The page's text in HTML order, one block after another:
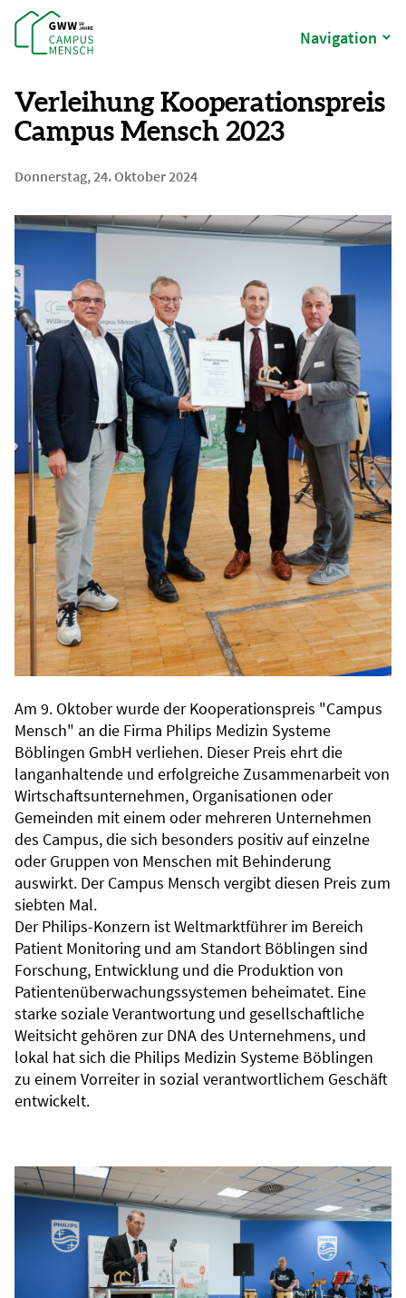
Navigation
Verleihung Kooperationspreis
Campus Mensch 2023
Donnerstag, 24. Oktober 2024
Am 9. Oktober wurde der Kooperationspreis "Campus
Mensch" an die Firma Philips Medizin Systeme
Böblingen GmbH verliehen. Dieser Preis ehrt die
langanhaltende und erfolgreiche Zusammenarbeit von
Wirtschaftsunternehmen, Organisationen oder
Gemeinden mit einem oder mehreren Unternehmen
des Campus, die sich besonders positiv auf einzelne
oder Gruppen von Menschen mit Behinderung
auswirkt. Der Campus Mensch vergibt diesen Preis zum
siebten Mal.
Der Philips-Konzern ist Weltmarktführer im Bereich
Patient Monitoring und am Standort Böblingen sind
Forschung, Entwicklung und die Produktion von
Patientenüberwachungssystemen beheimatet. Eine
starke soziale Verantwortung und gesellschaftliche
Weitsicht gehören zur DNA des Unternehmens, und
lokal hat sich die Philips Medizin Systeme Böblingen
zu einem Vorreiter in sozial verantwortlichem Geschäft
entwickelt.